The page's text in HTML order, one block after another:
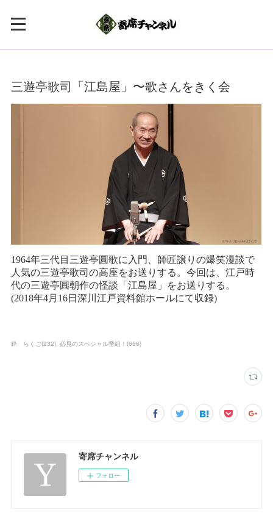
三遊亭歌司「江島屋」〜歌さんをきく会
粋 らくご(232) 必見のスペシャル番組！ (656)
寄席チャンネル
フォロー